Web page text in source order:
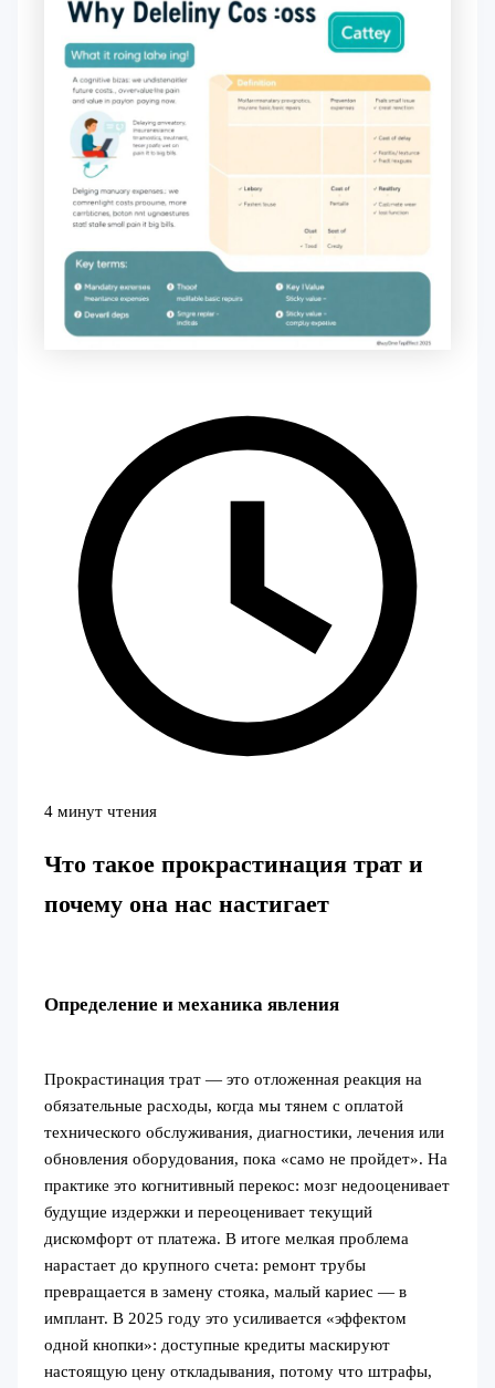
4 минут чтения
Что такое прокрастинация трат и
почему она нас настигает
Определение и механика явления
Прокрастинация трат — это отложенная реакция на
обязательные расходы, когда мы тянем с оплатой
технического обслуживания, диагностики, лечения или
обновления оборудования, пока «само не пройдет». На
практике это когнитивный перекос: мозг недооценивает
будущие издержки и переоценивает текущий
дискомфорт от платежа. В итоге мелкая проблема
нарастает до крупного счета: ремонт трубы
превращается в замену стояка, малый кариес — в
имплант. В 2025 году это усиливается «эффектом
одной кнопки»: доступные кредиты маскируют
настоящую цену откладывания, потому что штрафы,